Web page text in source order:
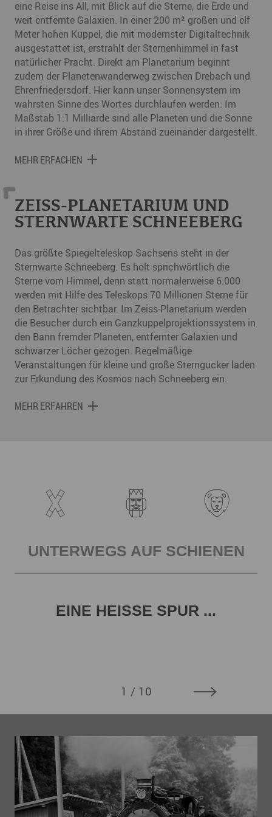
eine Reise ins All, mit Blick auf die Sterne, die Erde und
weit entfernte Galaxien. In einer 200 m² großen und elf
Meter hohen Kuppel, die mit modernster Digitaltechnik
ausgestattet ist, erstrahlt der Sternenhimmel in fast
natürlicher Pracht. Direkt am Planetarium beginnt
zudem der Planetenwanderweg zwischen Drebach und
Ehrenfriedersdorf. Hier kann unser Sonnensystem im
wahrsten Sinne des Wortes durchlaufen werden: Im
Maßstab 1:1 Milliarde sind alle Planeten und die Sonne
in ihrer Größe und ihrem Abstand zueinander dargestellt.
MEHR ERFACHEN
ZEISS-PLANETARIUM UND
STERNWARTE SCHNEEBERG
Das größte Spiegelteleskop Sachsens steht in der
Sternwarte Schneeberg. Es holt sprichwörtlich die
Sterne vom Himmel, denn statt normalerweise 6.000
werden mit Hilfe des Teleskops 70 Millionen Sterne für
den Betrachter sichtbar. Im Zeiss-Planetarium werden
die Besucher durch ein Ganzkuppelprojektionssystem in
den Bann fremder Planeten, entfernter Galaxien und
schwarzer Löcher gezogen. Regelmäßige
Veranstaltungen für kleine und große Sterngucker laden
zur Erkundung des Kosmos nach Schneeberg ein.
MEHR ERFAHREN
UNTERWEGS AUF SCHIENEN
EINE HEISSE SPUR ...
1 / 10